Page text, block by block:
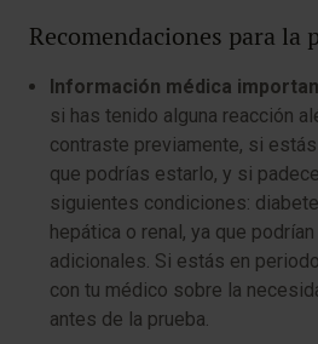
Recomendaciones para la
Información médica
si has tenido alguna reacción
contraste previamente, si
que podrías estarlo, y si
siguientes condiciones:
hepática o renal, ya que
adicionales. Si estás en
con tu médico sobre la
antes de la prueba.